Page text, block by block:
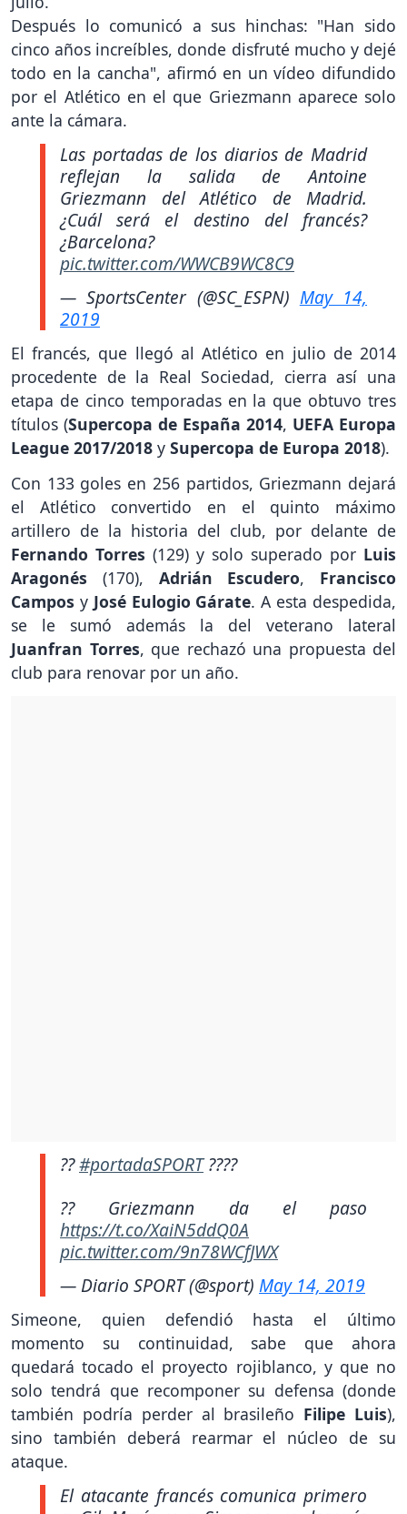
Después lo comunicó a sus hinchas: "Han sido
cinco años increíbles, donde disfruté mucho y dejé
todo en la cancha", afirmó en un vídeo difundido
por el Atlético en el que Griezmann aparece solo
ante la cámara.
Las portadas de los diarios de Madrid
reflejan la salida de Antoine
Griezmann del Atlético de Madrid.
¿Cuál será el destino del francés?
¿Barcelona?
pic.twitter.com/WWCB9WC8C9
— SportsCenter (@SC_ESPN) May 14,
2019
El francés, que llegó al Atlético en julio de 2014
procedente de la Real Sociedad, cierra así una
etapa de cinco temporadas en la que obtuvo tres
títulos (Supercopa de España 2014, UEFA Europa
League 2017/2018 y Supercopa de Europa 2018).
Con 133 goles en 256 partidos, Griezmann dejará
el Atlético convertido en el quinto máximo
artillero de la historia del club, por delante de
Fernando Torres (129) y solo superado por Luis
Aragonés (170), Adrián Escudero, Francisco
Campos y José Eulogio Gárate. A esta despedida,
se le sumó además la del veterano lateral
Juanfran Torres, que rechazó una propuesta del
club para renovar por un año.
??#portadaSPORT????
?? Griezmann da el paso
https://t.co/XaiN5ddQ0A
pic.twitter.com/9n78WCfJWX
— Diario SPORT (@sport) May 14, 2019
Simeone, quien defendió hasta el último
momento su continuidad, sabe que ahora
quedará tocado el proyecto rojiblanco, y que no
solo tendrá que recomponer su defensa (donde
también podría perder al brasileño Filipe Luis),
sino también deberá rearmar el núcleo de su
ataque.
El atacante francés comunica primero